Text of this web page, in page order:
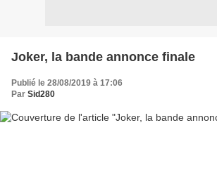
Joker, la bande annonce finale
Publié le 28/08/2019 à 17:06
Par Sid280